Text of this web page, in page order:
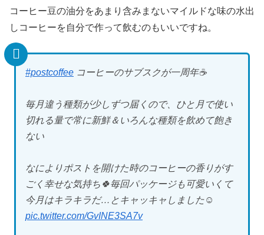
コーヒー豆の油分をあまり含みまないマイルドな味の水出
しコーヒーを自分で作って飲むのもいいですね。
#postcoffee コーヒーのサブスクが一周年☕️
毎月違う種類が少しずつ届くので、ひと月で使い
切れる量で常に新鮮＆いろんな種類を飲めて飽き
ない
なによりポストを開けた時のコーヒーの香りがす
ごく幸せな気持ち🍀毎回パッケージも可愛いくて
今月はキラキラだ…とキャッキャしました☺️
pic.twitter.com/GvINE3SA7v